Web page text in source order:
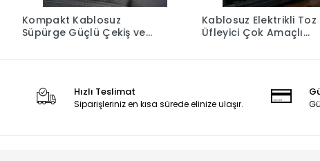
Kompakt Kablosuz
Süpürge Güçlü Çekiş ve
Kablosuz Elektrikli Toz
Üfleyici Çok Amaçlı
Hızlı Teslimat
Siparişleriniz en kısa sürede elinize ulaşır.